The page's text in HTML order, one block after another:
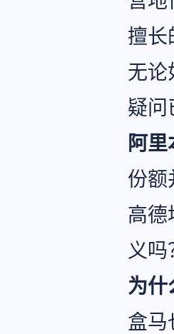
擅长
无论
疑问
阿
份额
高德
义吗
为什
盒马